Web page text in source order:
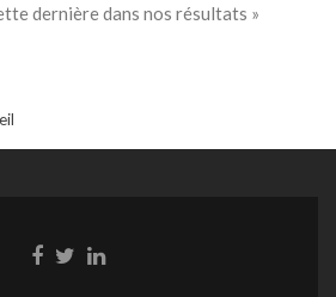
dernière dans nos résultats »